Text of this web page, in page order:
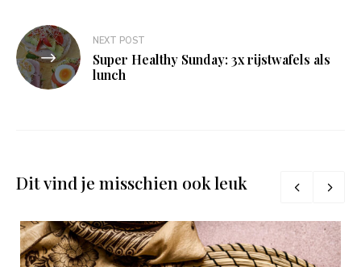
NEXT POST
Super Healthy Sunday: 3x rijstwafels als
lunch
Dit vind je misschien ook leuk